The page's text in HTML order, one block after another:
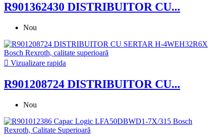
R901362430 DISTRIBUITOR CU...
Nou
 Vizualizare rapida
R901208724 DISTRIBUITOR CU...
Nou